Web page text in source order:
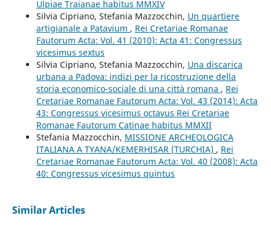
Ulpiae Traianae habitus MMXIV
Silvia Cipriano, Stefania Mazzocchin, Un quartiere
artigianale a Patavium , Rei Cretariae Romanae
Fautorum Acta: Vol. 41 (2010): Acta 41: Congressus
vicesimus sextus
Silvia Cipriano, Stefania Mazzocchin, Una discarica
urbana a Padova: indizi per la ricostruzione della
storia economico-sociale di una città romana , Rei
Cretariae Romanae Fautorum Acta: Vol. 43 (2014): Acta
43: Congressus vicesimus octavus Rei Cretariae
Romanae Fautorum Catinae habitus MMXII
Stefania Mazzocchin, MISSIONE ARCHEOLOGICA
ITALIANA A TYANA/KEMERHISAR (TURCHIA) , Rei
Cretariae Romanae Fautorum Acta: Vol. 40 (2008): Acta
40: Congressus vicesimus quintus
Similar Articles